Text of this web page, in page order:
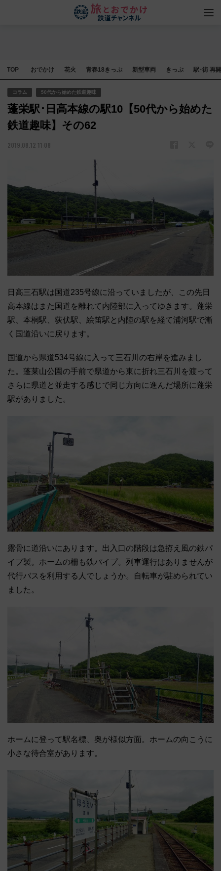
TOP おでかけ 花火 青春18きっぷ 新型車両 きっぷ 駅･街 再
コラム 50代から始めた鉄道趣味
蓬栄駅･日高本線の駅10【50代から始めた
鉄道趣味】その62
2019.08.12 11:08
日高三石駅は国道235号線に沿っていましたが、この先日
高本線はまた国道を離れて内陸部に入ってゆきます。蓬栄
駅、本桐駅、荻伏駅、絵笛駅と内陸の駅を経て浦河駅で漸
く国道沿いに戻ります。
国道から県道534号線に入って三石川の右岸を進みまし
た。蓬莱山公園の手前で県道から東に折れ三石川を渡って
さらに県道と並走する感じで同じ方向に進んだ場所に蓬栄
駅がありました。
露骨に道沿いにあります。出入口の階段は急拵え風の鉄パ
イプ製。ホームの柵も鉄パイプ。列車運行はありませんが
代行バスを利用する人でしょうか。自転車が駐められてい
ました。
ホームに登って駅名標、奥が様似方面。ホームの向こうに
小さな待合室があります。